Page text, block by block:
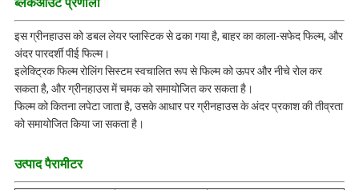
ब्लैकआउट प्रणाली
इस ग्रीनहाउस को डबल लेयर प्लास्टिक से ढका गया है, बाहर का काला-सफेद फिल्म, और
अंदर पारदर्शी पीई फिल्म।
इलेक्ट्रिक फिल्म रोलिंग सिस्टम स्वचालित रूप से फिल्म को ऊपर और नीचे रोल कर
सकता है, और ग्रीनहाउस में चमक को समायोजित कर सकता है।
फिल्म को कितना लपेटा जाता है, उसके आधार पर ग्रीनहाउस के अंदर प्रकाश की तीव्रता
को समायोजित किया जा सकता है।
उत्पाद पैरामीटर